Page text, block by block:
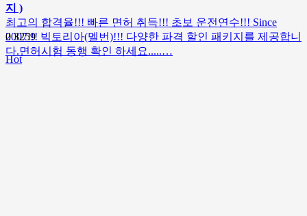
지 )
최고의 합격율!!! 빠른 면허 취득!!! 초보 운전연수!!! Since
2007!!! 빅토리아(멜번)!!! 다양한 파격 할인 패키지를 제공합니
다.면허시험 동행 확인 하세요.....…
03259
Hot